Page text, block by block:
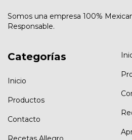
Somos una empresa 100%
Responsable.
Categorías
Inicio
Productos
Contacto